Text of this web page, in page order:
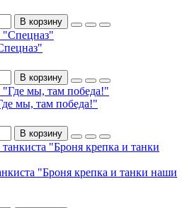
В корзину
В корзину
мы, там победа!"
В корзину
"Броня крепка и танки наши